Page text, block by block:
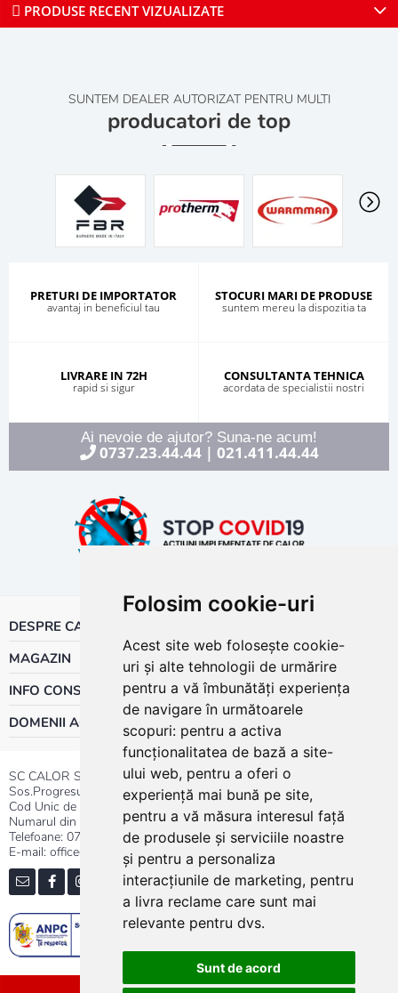
Folosim cookie-uri
Acest site web folosește cookie-
uri și alte tehnologii de urmărire
pentru a vă îmbunătăți experiența
de navigare în următoarele
scopuri: pentru a activa
funcționalitatea de bază a site-
ului web, pentru a oferi o
experiență mai bună pe site,
pentru a vă măsura interesul față
de produsele și serviciile noastre
și pentru a personaliza
interacțiunile de marketing, pentru
a livra reclame care sunt mai
relevante pentru dvs.
Sunt de acord
PRODUSE RECENT VIZUALIZATE
SUNTEM DEALER AUTORIZAT PENTRU MULTI
producatori de top
PRETURI DE IMPORTATOR
avantaj in beneficiul tau
STOCURI MARI DE PRODUSE
suntem mereu la dispozitia ta
LIVRARE IN 72H
rapid si sigur
CONSULTANTA TEHNICA
acordata de specialistii nostri
Ai nevoie de ajutor? Suna-ne acum!
0737.23.44.44| 021.411.44.44
DESPRE CALOR
MAGAZIN
INFO CONSUMATOR
DOMENII ACTIVITATE
SC CALOR SRL
Sos.Progresului nr.30-40, Sector 5, Bucuresti
Cod Unic de Inregistrare: RO 3004724
Numarul din Registrul Comertului:J40/13176/1991
Telefoane: 0737.23.44.44|021.411.44.44
E-mail: office@calor.ro